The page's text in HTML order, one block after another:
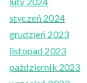
styczeń 2024
grudzień 2023
listopad 2023
październik 2023